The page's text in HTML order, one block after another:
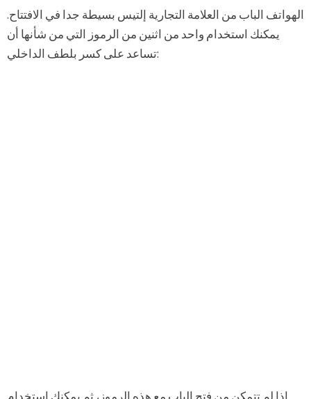
الهواتف الباب من العلامة التجارية إلتيس بسيطة جدا في الافتتاح.
يمكنك استخدام واحد من اثنين من الرموز التي من شأنها أن
تساعد على كسر بلطف الداخلي: